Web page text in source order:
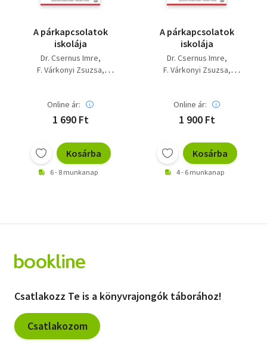
A párkapcsolatok
iskolája
Dr. Csernus Imre
F. Várkonyi Zsuzsa
Sz. Mikus Edit
Szendi Gábor
Vekerdy Tamás
Online ár:
1 690 Ft
Kosárba
6 - 8 munkanap
A párkapcsolatok
iskolája
Dr. Csernus Imre
F. Várkonyi Zsuzsa
Sz. Mikus Edit
Szendi Gábor
Vekerdy Tamás
Online ár:
1 900 Ft
Kosárba
4 - 6 munkanap
Csatlakozz Te is a könyvrajongók táborához!
Csatlakozom